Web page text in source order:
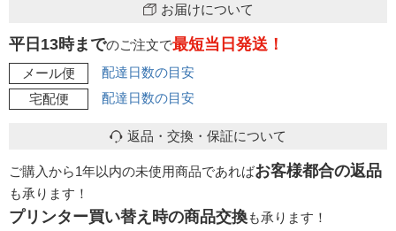
お届けについて
平日13時までのご注文で最短当日発送！
メール便
配達日数の目安
宅配便
配達日数の目安
返品・交換・保証について
ご購入から1年以内の未使用商品であればお客様都合の返品
も承ります！
プリンター買い替え時の商品交換も承ります！